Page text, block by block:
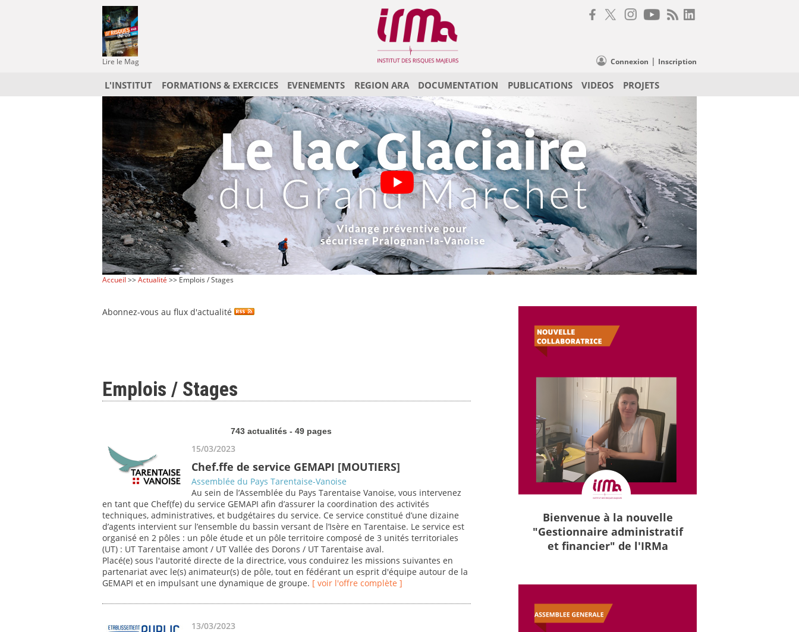
Lire le Mag Connexion | Inscription
L'INSTITUT FORMATIONS & EXERCICES EVENEMENTS REGION ARA DOCUMENTATION PUBLICATIONS VIDEOS PROJETS
Accueil >>Actualité >> Emplois / Stages
Abonnez-vous au flux d'actualité
Emplois / Stages
743 actualités - 49 pages
15/03/2023
Chef.ffe de service GEMAPI [MOUTIERS]
Assemblée du Pays Tarentaise-Vanoise
Au sein de l’Assemblée du Pays Tarentaise Vanoise, vous intervenez
en tant que Chef(fe) du service GEMAPI afin d’assurer la coordination des activités
techniques, administratives, et budgétaires du service. Ce service constitué d’une dizaine
d’agents intervient sur l’ensemble du bassin versant de l’Isère en Tarentaise. Le service est
organisé en 2 pôles : un pôle étude et un pôle territoire composé de 3 unités territoriales
(UT) : UT Tarentaise amont / UT Vallée des Dorons / UT Tarentaise aval.
Placé(e) sous l'autorité directe de la directrice, vous conduirez les missions suivantes en
partenariat avec le(s) animateur(s) de pôle, tout en fédérant un esprit d'équipe autour de la
GEMAPI et en impulsant une dynamique de groupe. [ voir l'offre complète ]
13/03/2023
Bienvenue à la nouvelle
"Gestionnaire administratif
et financier" de l'IRMa